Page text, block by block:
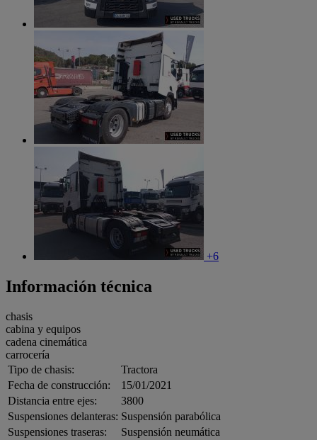
+6
Información técnica
chasis
cabina y equipos
cadena cinemática
carrocería
Tipo de chasis:
Tractora
Fecha de construcción:
15/01/2021
Distancia entre ejes:
3800
Suspensiones delanteras: Suspensión parabólica
Suspensiones traseras:
Suspensión neumática